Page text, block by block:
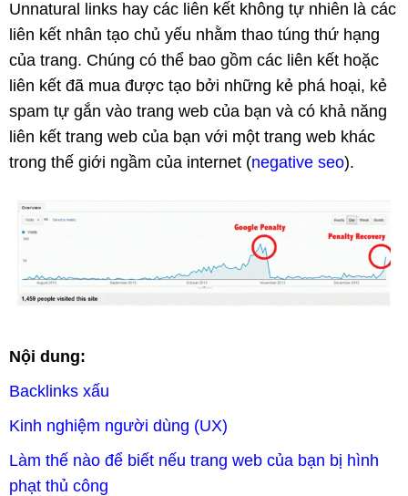
Unnatural links hay các liên kết không tự nhiên là các
liên kết nhân tạo chủ yếu nhằm thao túng thứ hạng
của trang. Chúng có thể bao gồm các liên kết hoặc
liên kết đã mua được tạo bởi những kẻ phá hoại, kẻ
spam tự gắn vào trang web của bạn và có khả năng
liên kết trang web của bạn với một trang web khác
trong thế giới ngầm của internet (negative seo).
Nội dung:
Backlinks xấu
Kinh nghiệm người dùng (UX)
Làm thế nào để biết nếu trang web của bạn bị hình
phạt thủ công